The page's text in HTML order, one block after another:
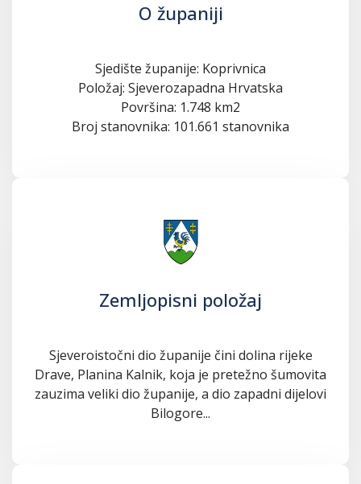
O županiji
Sjedište županije: Koprivnica
Položaj: Sjeverozapadna Hrvatska
Površina: 1.748 km2
Broj stanovnika: 101.661 stanovnika
Zemljopisni položaj
Sjeveroistočni dio županije čini dolina rijeke
Drave, Planina Kalnik, koja je pretežno šumovita
zauzima veliki dio županije, a dio zapadni dijelovi
Bilogore...